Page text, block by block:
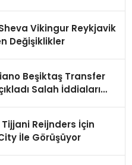
Vikingur Reykjavik
Değişiklikler
Beşiktaş Transfer
Salah İddiaları
Reijnders İçin
İle Görüşüyor